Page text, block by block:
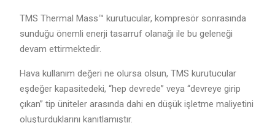
TMS Thermal Mass™ kurutucular, kompresör sonrasında
sunduğu önemli enerji tasarruf olanağı ile bu geleneği
devam ettirmektedir.
Hava kullanım değeri ne olursa olsun, TMS kurutucular
eşdeğer kapasitedeki, “hep devrede” veya “devreye girip
çıkan” tip üniteler arasında dahi en düşük işletme maliyetini
oluşturduklarını kanıtlamıştır.